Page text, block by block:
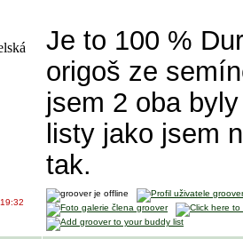
Je to 100 %
origoš ze
jsem 2 oba
listy jako jsem
tak.
19:32